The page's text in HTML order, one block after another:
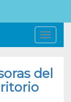
del